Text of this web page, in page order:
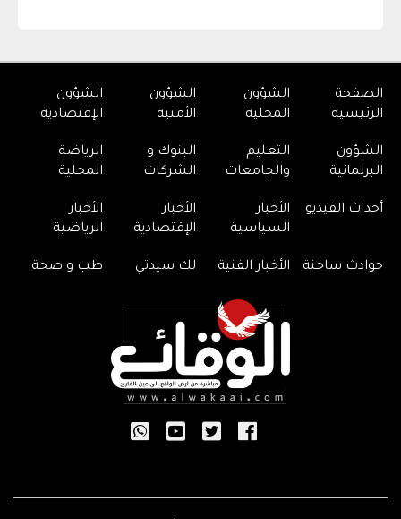
الصفحة
الرئيسية
الشؤون
المحلية
الشؤون
الأمنية
الشؤون
الإقتصادية
الشؤون
البرلمانية
التعليم
والجامعات
البنوك و
الشركات
الرياضة
المحلية
أحداث الفيديو
الأخبار
السياسية
الأخبار
الإقتصادية
الأخبار
الرياضية
حوادث ساخنة الأخبار الفنية لك سيدتي طب و صحة